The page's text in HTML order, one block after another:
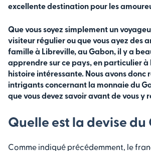
excellente destination pour les
Que vous soyez simplement un
visiteur régulier ou que vous ayez des
famille à Libreville, au Gabon, il y a
apprendre sur ce pays, en particulier à
histoire intéressante. Nous avons donc
intrigants concernant la monnaie du
que vous devez savoir avant de vous y
Quelle est la devise du
Comme indiqué précédemment, le